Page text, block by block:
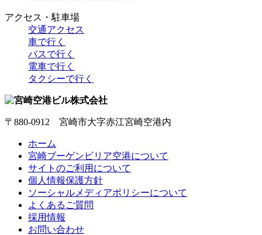
アクセス・駐車場
交通アクセス
車で行く
バスで行く
電車で行く
タクシーで行く
〒880-0912 宮崎市大字赤江宮崎空港内
ホーム
宮崎ブーゲンビリア空港について
サイトのご利用について
個人情報保護方針
ソーシャルメディアポリシーについて
よくあるご質問
採用情報
お問い合わせ